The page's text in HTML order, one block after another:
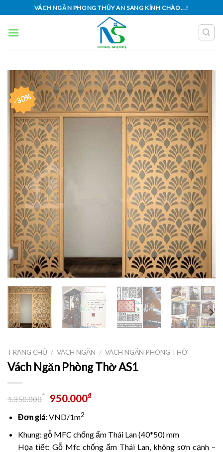
to
content
VÁCH NGĂN PHONG THỦY AN SANG KÍNH CHÀO...!
-30%
TRANG CHỦ / VÁCH NGĂN / VÁCH NGĂN PHÒNG THỜ
Vách Ngăn Phòng Thờ AS1
1.350.000
₫ 950.000₫
Đơn giá: VND/1m2
Khung: gỗ MFC chống ẩm Thái Lan (40*50) mm
Họa tiết: Gỗ Mfc chống ẩm Thái Lan, không sơn cạnh –